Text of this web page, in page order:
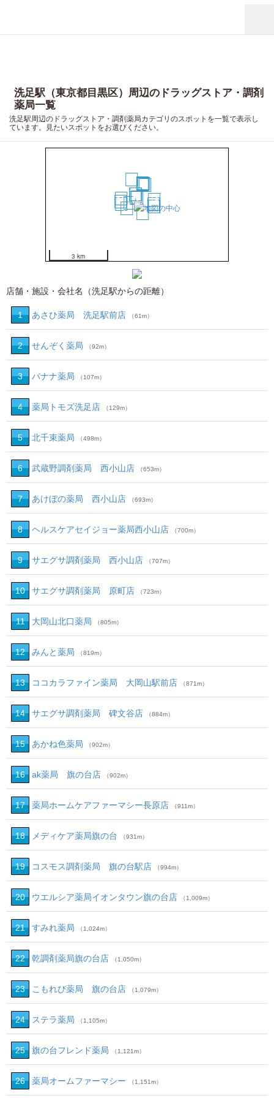
洗足駅（東京都目黒区）周辺のドラッグストア・調剤
薬局一覧
洗足駅周辺のドラッグストア・調剤薬局カテゴリのスポットを一覧で表示し
ています。見たいスポットをお選びください。
1
2
3
4
5
6
11
12
13
15
16
17
18
19
20
3 km
店舗・施設・会社名（洗足駅からの距離）
1 あさひ薬局 洗足駅前店 （61m）
2 せんぞく薬局 （92m）
3 バナナ薬局 （107m）
4 薬局トモズ洗足店 （129m）
5 北千束薬局 （498m）
6 武蔵野調剤薬局 西小山店 （653m）
7 あけぼの薬局 西小山店 （693m）
8 ヘルスケアセイジョー薬局西小山店 （700m）
9 サエグサ調剤薬局 西小山店 （707m）
10 サエグサ調剤薬局 原町店 （723m）
11 大岡山北口薬局 （805m）
12 みんと薬局 （819m）
13 ココカラファイン薬局 大岡山駅前店 （871m）
14 サエグサ調剤薬局 碑文谷店 （884m）
15 あかね色薬局 （902m）
16 ak薬局 旗の台店 （902m）
17 薬局ホームケアファーマシー長原店 （911m）
18 メディケア薬局旗の台 （931m）
19 コスモス調剤薬局 旗の台駅店 （994m）
20 ウエルシア薬局イオンタウン旗の台店 （1,009m）
21 すみれ薬局 （1,024m）
22 乾調剤薬局旗の台店 （1,050m）
23 こもれび薬局 旗の台店 （1,079m）
24 ステラ薬局 （1,105m）
25 旗の台フレンド薬局 （1,121m）
26 薬局オームファーマシー （1,151m）